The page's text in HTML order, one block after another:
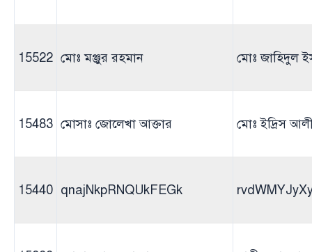
15522 মোঃ মঞ্জুর রহমান মোঃ জাহিদুল
15483 মোসাঃ জোলেখা আক্তার মোঃ ইদ্রিস
15440 qnajNkpRNQUkFEGk